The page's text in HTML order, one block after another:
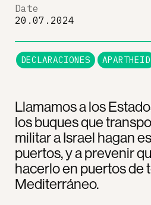
Llamamos a los
los buques que
militar a Israel hagan
puertos, y a prevenir
hacerlo en puertos de
Mediterráneo.
Date
20.07.2024
DECLARACIONES APARTHEID